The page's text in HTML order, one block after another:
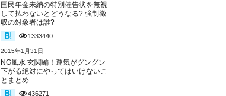
国民年金未納の特別催告状を無視
して払わないとどうなる? 強制徴
収の対象者は誰?
1333440
2015年1月31日
NG風水 玄関編！運気がグングン
下がる絶対にやってはいけないこ
とまとめ
436271